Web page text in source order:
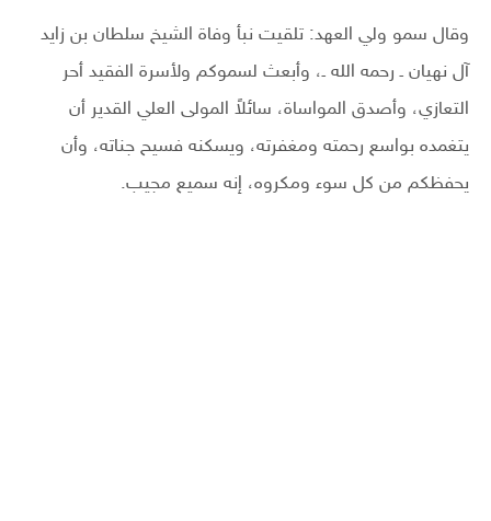
وقال سمو ولي العهد: تلقيت نبأ وفاة الشيخ سلطان بن زايد
آل نهيان ـ رحمه الله ـ، وأبعث لسموكم ولأسرة الفقيد أحر
التعازي، وأصدق المواساة، سائلاً المولى العلي القدير أن
يتغمده بواسع رحمته ومغفرته، ويسكنه فسيح جناته، وأن
يحفظكم من كل سوء ومكروه، إنه سميع مجيب.